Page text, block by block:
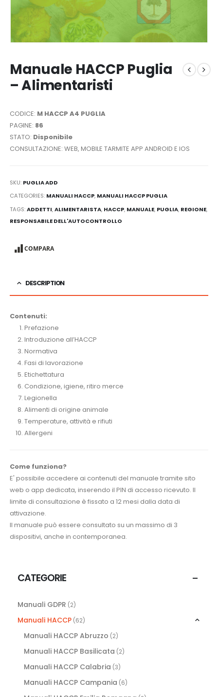
Manuale HACCP Puglia
– Alimentaristi
CODICE: M HACCP A4 PUGLIA
PAGINE: 86
STATO: Disponibile
CONSULTAZIONE: WEB, MOBILE TARMITE APP ANDROID E IOS
SKU: PUGLIA ADD
CATEGORIES: MANUALI HACCP, MANUALI HACCP PUGLIA
TAGS:ADDETTI,ALIMENTARISTA, HACCP, MANUALE, PUGLIA, REGIONE,
RESPONSABILE DELL'AUTOCONTROLLO
COMPARA
DESCRIPTION
Contenuti:
Prefazione
Introduzione all’HACCP
Normativa
Fasi di lavorazione
Etichettatura
Condizione, igiene, ritiro merce
Legionella
Alimenti di origine animale
Temperature, attività e rifiuti
Allergeni
Come funziona?
E' possibile accedere ai contenuti del manuale tramite sito
web o app dedicata, inserendo il PIN di accesso ricevuto. Il
limite di consultazione è fissato a 12 mesi dalla data di
attivazione.
Il manuale può essere consultato su un massimo di 3
dispositivi, anche in contemporanea.
CATEGORIE
Manuali GDPR (2)
Manuali HACCP (62)
Manuali HACCP Abruzzo (2)
Manuali HACCP Basilicata (2)
Manuali HACCP Calabria (3)
Manuali HACCP Campania (6)